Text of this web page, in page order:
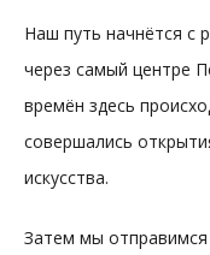
Наш путь начнётся с
через самый центре
времён здесь
совершались
искусства.
Затем мы